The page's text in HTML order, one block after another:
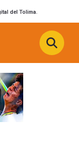
del Tolima.